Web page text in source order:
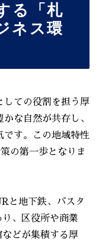
る「札
ネス環
しての役割を担う厚
な自然が共存し、
です。この地域特性
の第一歩となりま
と地下鉄、バスタ
、区役所や商業
どが集積する厚